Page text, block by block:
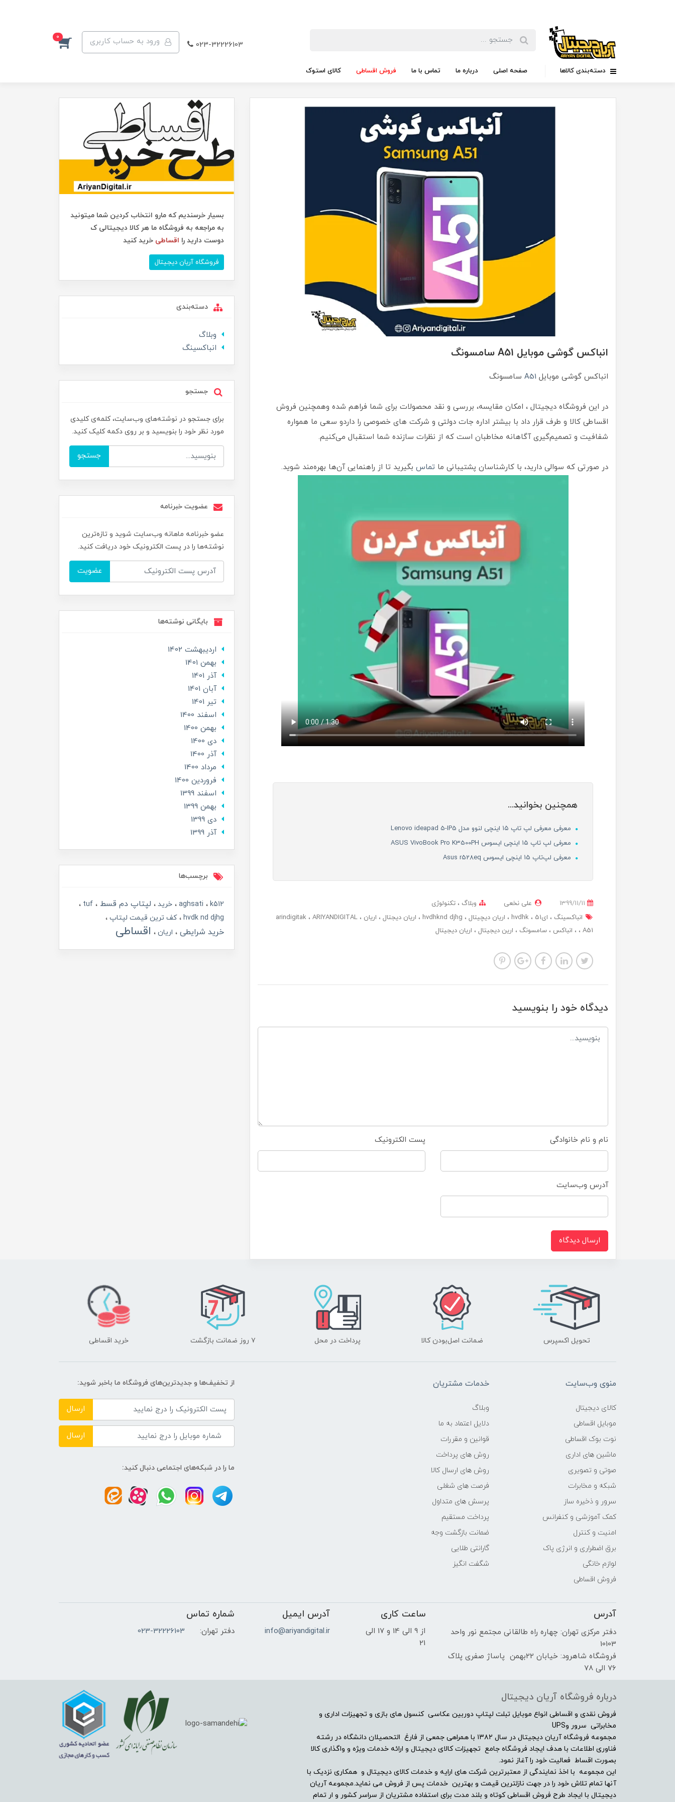
023-32226103 ورود به حساب کاربری 0
دسته‌بندی کالاها صفحه اصلی درباره ما تماس با ما فروش اقساطی کالای استوک
انباکس گوشی موبایل A51 سامسونگ
انباکس گوشی موبایل A51 سامسونگ
در این فروشگاه دیجیتال ، امکان مقایسه، بررسی و نقد محصولات برای شما فراهم شده وهمچنین فروش
اقساطی کالا و طرف قرار داد با بیشتر اداره جات دولتی و شرکت های خصوصی را داردو سعی ما همواره
شفافیت و تصمیم‌گیری آگاهانه مخاطبان است که از نظرات سازنده شما استقبال می‌کنیم.
در صورتی که سوالی دارید، با کارشناسان پشتیبانی ما تماس بگیرید تا از راهنمایی آن‌ها بهره‌مند شوید.
همچنین بخوانید...
معرفی معرفی لپ تاپ ۱۵ اینچی لنوو مدل Lenovo ideapad 5-IP5
معرفی لپ تاپ ۱۵ اینچی ایسوس ASUS VivoBook Pro K3500PH
معرفی لپ‌تاپ 15 اینچی ایسوس Asus r528eq
علی نخعی وبلاگ
تکنولوژی
انباکسینگ
ای51 hvdhk اریان دیچیتال hvdhknd djhg اریان دیجتال اریان arindigitak
ARIYANDIGITAL
A51
انباکس سامسونگ ارین دیجیتال اریان دیجیتال
دیدگاه خود را بنویسید
نام و نام خانوادگی پست الکترونیک
آدرس وب‌سایت
ارسال دیدگاه
بسیار خرسندیم که مارو انتخاب کردین شما میتونید
به مراجعه به فروشگاه ما هر کالا دیجیتالی ک
دوست دارید را اقساطی خرید کنید
فروشگاه آریان دیجیتال
دسته‌بندی
وبلاگ
انباکسینگ
جستجو
برای جستجو در نوشته‌های وب‌سایت، کلمه‌ی کلیدی
مورد نظر خود را بنویسید و بر روی دکمه کلیک کنید.
جستجو
عضویت خبرنامه
عضو خبرنامه ماهانه وب‌سایت شوید و تازه‌ترین
نوشته‌ها را در پست الکترونیک خود دریافت کنید.
عضویت
بایگانی نوشته‌ها
ارديبهشت 1402
بهمن 1401
آذر 1401
آبان 1401
تير 1401
اسفند 1400
بهمن 1400
دی 1400
آذر 1400
مرداد 1400
فروردین 1400
اسفند 1399
بهمن 1399
دی 1399
آذر 1399
برچسب‌ها
k512
aghsati خرید لپتاپ دم قسط
tuf
hvdk nd djhg
کف ترین قیمت لپتاپ
خرید شرایطی اریان اقساطی
تحویل اکسپرس ضمانت اصل‌بودن کالا پرداخت در محل ۷ روز ضمانت بازگشت خرید اقساطی
منوی وب‌سایت
کالای دیجیتال
موبایل اقساطی
نوت بوک اقساطی
ماشین های اداری
صوتی و تصویری
شبکه و مخابرات
سرور و ذخیره ساز
کمک آموزشی و کنفرانس
امنیت و کنترل
برق اضطراری و انرژی پاک
لوازم خانگی
فروش اقساطی
خدمات مشتریان
وبلاگ
دلایل اعتماد به ما
قوانین و مقررات
روش های پرداخت
روش های ارسال کالا
فرصت های شغلی
پرسش های متداول
پرداخت مستقیم
ضمانت بازگشت وجه
گارانتی طلایی
شگفت انگیز
از تخفیف‌ها و جدیدترین‌های فروشگاه ما باخبر شوید:
ارسال
ارسال
ما را در شبکه‌های اجتماعی دنبال کنید:
آدرس
دفتر مرکزی تهران: چهاره راه طالقانی مجتمع نور واحد
10103
فروشگاه شاهرود: خیابان 22بهمن پاساژ صفری پلاک
76 الی 78
ساعت کاری
از 9 الی 14 و 17 الی
21
آدرس ایمیل
info@ariyandigital.ir
شماره تماس
دفتر تهران: 023-32226103
درباره فروشگاه آریان دیجیتال
فروش نقدی و اقساطی انواع موبایل تبلت لپتاپ دوربین عکاسی کنسول های بازی و تجهیزات اداری و
مخابراتی سرور وUPS
مجموعه فروشگاه آریان دیجیتال در سال ۱۳۸۲ با همراهی جمعی از فارغ التحصیلان دانشگاه در رشته
فناوری اطلاعات با هدف ایجاد فروشگاه جامع تجهیزات کالای دیجیتال و ارائه خدمات ویژه و واگذاری کالا
بصورت اقساط فعالیت خود را آغاز نمود.
این مجموعه با اخذ نمایندگی از معتبرترین شرکت های ارایه و خدمات کالای دیجیتال و همکاری نزدیک با
آنها تمام تلاش خود را در جهت نازلترین قیمت و بهترین خدمات پس از فروش می نماید.مجموعه آریان
دیجیتال با ایجاد طرح فروش اقساطی کوتاه و بلند مدت برای استفاده مشتریان از سراسر کشور و ار تمام